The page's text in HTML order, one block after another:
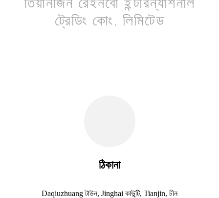
ট্রেডিং কোং, লিমিটেড
ঠিকানা
Daqiuzhuang টাউন, Jinghai কাউন্টি, Tianjin, চীন